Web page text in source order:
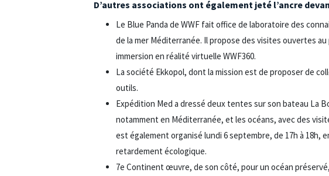
D’autres associations ont également jeté l’ancre
Le Blue Panda de WWF fait office de laboratoire des
de la mer Méditerranée. Il propose des visites ouvertes
immersion en réalité virtuelle WWF360.
La société Ekkopol, dont la mission est de proposer de
outils.
Expédition Med a dressé deux tentes sur son bateau La
notamment en Méditerranée, et les océans, avec des
est également organisé lundi 6 septembre, de 17h à 18h,
retardement écologique.
7e Continent œuvre, de son côté, pour un océan